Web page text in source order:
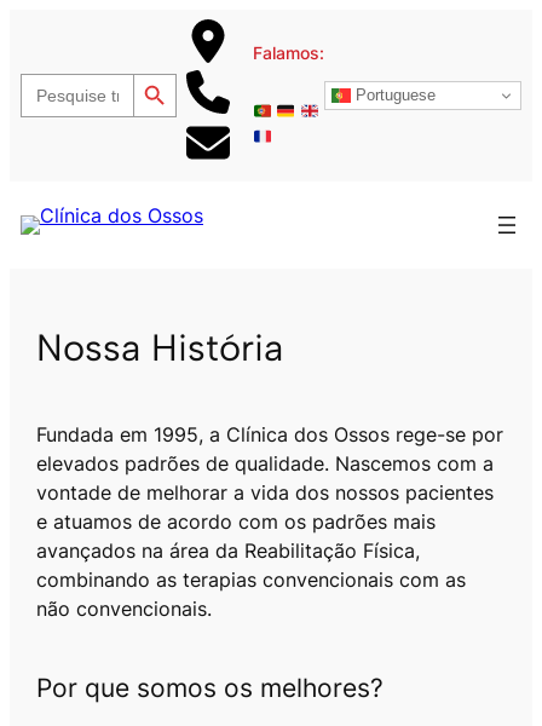
conteúdo
Search
for:
Search Button
Falamos:
Portuguese
l
í
c
a
e
m
A
l
m
a
Nossa História
Fundada em 1995, a Clínica dos Ossos rege-se por
elevados padrões de qualidade. Nascemos com a
vontade de melhorar a vida dos nossos pacientes
e atuamos de acordo com os padrões mais
avançados na área da Reabilitação Física,
combinando as terapias convencionais com as
não convencionais.
Por que somos os melhores?